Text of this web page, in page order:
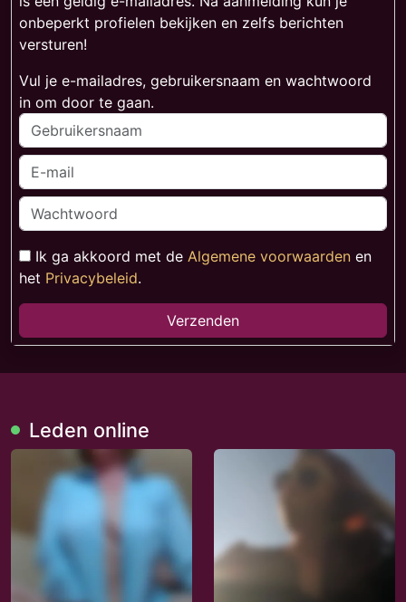
onbeperkt profielen bekijken en zelfs berichten
versturen!
Vul je e-mailadres, gebruikersnaam en wachtwoord
in om door te gaan.
Ik ga akkoord met de Algemene voorwaarden en
het Privacybeleid.
Verzenden
Leden online